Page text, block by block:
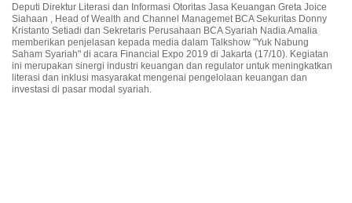
Deputi Direktur Literasi dan Informasi Otoritas Jasa Keuangan Greta Joice
Siahaan , Head of Wealth and Channel Managemet BCA Sekuritas Donny
Kristanto Setiadi dan Sekretaris Perusahaan BCA Syariah Nadia Amalia
memberikan penjelasan kepada media dalam Talkshow "Yuk Nabung
Saham Syariah" di acara Financial Expo 2019 di Jakarta (17/10). Kegiatan
ini merupakan sinergi industri keuangan dan regulator untuk meningkatkan
literasi dan inklusi masyarakat mengenai pengelolaan keuangan dan
investasi di pasar modal syariah.